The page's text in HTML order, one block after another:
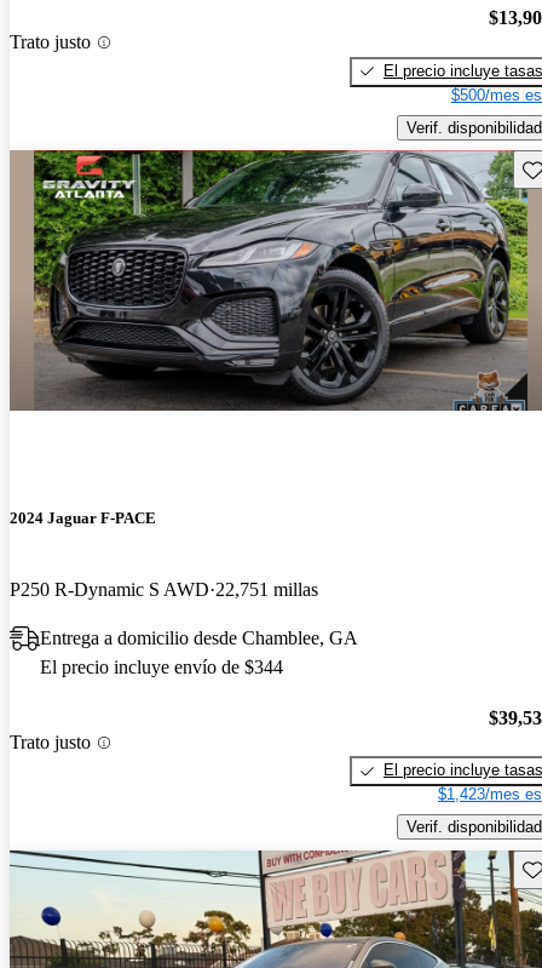
Trato justo
El precio incluye tasas
$500/mes
Verif. disponibilidad
2024 Jaguar F-PACE
P250 R-Dynamic S AWD 22,751 millas
Entrega a domicilio desde Chamblee, GA
El precio incluye envío de $344
Trato justo
El precio incluye tasas
$1,423/mes
Verif. disponibilidad